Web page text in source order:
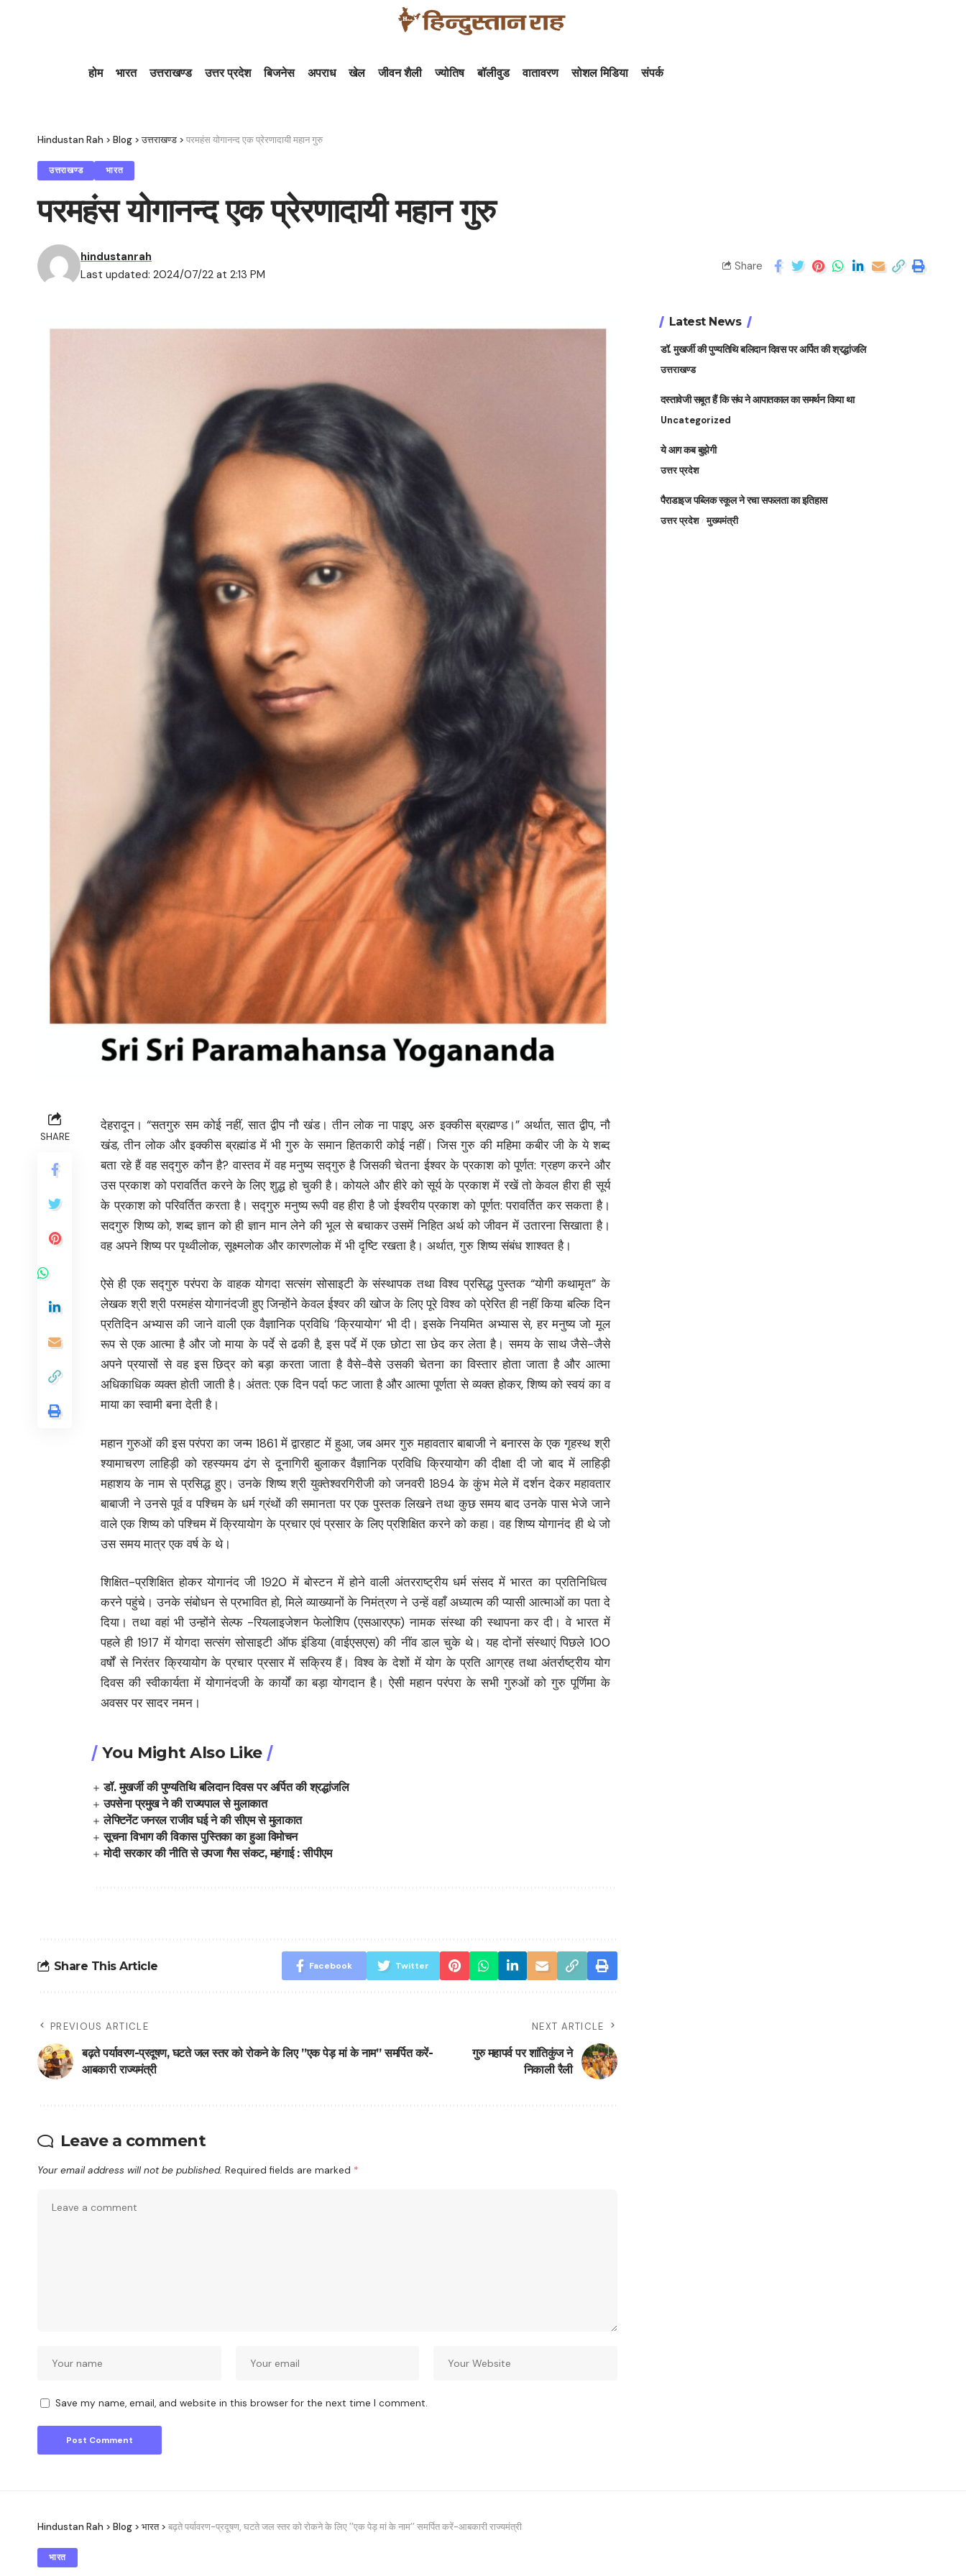
होम भारत उत्तराखण्ड उत्तर प्रदेश बिजनेस अपराध खेल जीवन शैली ज्योतिष बॉलीवुड वातावरण सोशल मिडिया संपर्क
Hindustan Rah > Blog >उत्तराखण्ड > परमहंस योगानन्द एक प्रेरणादायी महान गुरु
उत्तराखण्ड भारत
परमहंस योगानन्द एक प्रेरणादायी महान गुरु
Last updated: 2024/07/22 at 2:13 PM
hindustanrah
Share
SHARE
देहरादून। “सतगुरु सम कोई नहीं, सात द्वीप नौ खंड। तीन लोक ना पाइए, अरु इक्कीस ब्रह्मण्ड।” अर्थात, सात द्वीप, नौ
खंड, तीन लोक और इक्कीस ब्रह्मांड में भी गुरु के समान हितकारी कोई नहीं। जिस गुरु की महिमा कबीर जी के ये शब्द
बता रहे हैं वह सद्गुरु कौन है? वास्तव में वह मनुष्य सद्गुरु है जिसकी चेतना ईश्वर के प्रकाश को पूर्णत: ग्रहण करने और
उस प्रकाश को परावर्तित करने के लिए शुद्ध हो चुकी है। कोयले और हीरे को सूर्य के प्रकाश में रखें तो केवल हीरा ही सूर्य
के प्रकाश को परिवर्तित करता है। सद्गुरु मनुष्य रूपी वह हीरा है जो ईश्वरीय प्रकाश को पूर्णत: परावर्तित कर सकता है।
सदगुरु शिष्य को, शब्द ज्ञान को ही ज्ञान मान लेने की भूल से बचाकर उसमें निहित अर्थ को जीवन में उतारना सिखाता है।
वह अपने शिष्य पर पृथ्वीलोक, सूक्ष्मलोक और कारणलोक में भी दृष्टि रखता है। अर्थात, गुरु शिष्य संबंध शाश्वत है।
ऐसे ही एक सद्गुरु परंपरा के वाहक योगदा सत्संग सोसाइटी के संस्थापक तथा विश्व प्रसिद्ध पुस्तक “योगी कथामृत” के
लेखक श्री श्री परमहंस योगानंदजी हुए जिन्होंने केवल ईश्वर की खोज के लिए पूरे विश्व को प्रेरित ही नहीं किया बल्कि दिन
प्रतिदिन अभ्यास की जाने वाली एक वैज्ञानिक प्रविधि ‘क्रियायोग’ भी दी। इसके नियमित अभ्यास से, हर मनुष्य जो मूल
रूप से एक आत्मा है और जो माया के पर्दे से ढकी है, इस पर्दे में एक छोटा सा छेद कर लेता है। समय के साथ जैसे-जैसे
अपने प्रयासों से वह इस छिद्र को बड़ा करता जाता है वैसे-वैसे उसकी चेतना का विस्तार होता जाता है और आत्मा
अधिकाधिक व्यक्त होती जाती है। अंतत: एक दिन पर्दा फट जाता है और आत्मा पूर्णता से व्यक्त होकर, शिष्य को स्वयं का व
माया का स्वामी बना देती है।
महान गुरुओं की इस परंपरा का जन्म 1861 में द्वारहाट में हुआ, जब अमर गुरु महावतार बाबाजी ने बनारस के एक गृहस्थ श्री
श्यामाचरण लाहिड़ी को रहस्यमय ढंग से दूनागिरी बुलाकर वैज्ञानिक प्रविधि क्रियायोग की दीक्षा दी जो बाद में लाहिड़ी
महाशय के नाम से प्रसिद्ध हुए। उनके शिष्य श्री युक्तेश्वरगिरीजी को जनवरी 1894 के कुंभ मेले में दर्शन देकर महावतार
बाबाजी ने उनसे पूर्व व पश्चिम के धर्म ग्रंथों की समानता पर एक पुस्तक लिखने तथा कुछ समय बाद उनके पास भेजे जाने
वाले एक शिष्य को पश्चिम में क्रियायोग के प्रचार एवं प्रसार के लिए प्रशिक्षित करने को कहा। वह शिष्य योगानंद ही थे जो
उस समय मात्र एक वर्ष के थे।
शिक्षित-प्रशिक्षित होकर योगानंद जी 1920 में बोस्टन में होने वाली अंतरराष्ट्रीय धर्म संसद में भारत का प्रतिनिधित्व
करने पहुंचे। उनके संबोधन से प्रभावित हो, मिले व्याख्यानों के निमंत्रण ने उन्हें वहाँ अध्यात्म की प्यासी आत्माओं का पता दे
दिया। तथा वहां भी उन्होंने सेल्फ -रियलाइजेशन फेलोशिप (एसआरएफ) नामक संस्था की स्थापना कर दी। वे भारत में
पहले ही 1917 में योगदा सत्संग सोसाइटी ऑफ इंडिया (वाईएसएस) की नींव डाल चुके थे। यह दोनों संस्थाएं पिछले 100
वर्षों से निरंतर क्रियायोग के प्रचार प्रसार में सक्रिय हैं। विश्व के देशों में योग के प्रति आग्रह तथा अंतर्राष्ट्रीय योग
दिवस की स्वीकार्यता में योगानंदजी के कार्यों का बड़ा योगदान है। ऐसी महान परंपरा के सभी गुरुओं को गुरु पूर्णिमा के
अवसर पर सादर नमन।
You Might Also Like
डॉ. मुखर्जी की पुण्यतिथि बलिदान दिवस पर अर्पित की श्रद्धांजलि
उपसेना प्रमुख ने की राज्यपाल से मुलाकात
लेफ्टिनेंट जनरल राजीव घई ने की सीएम से मुलाकात
सूचना विभाग की विकास पुस्तिका का हुआ विमोचन
मोदी सरकार की नीति से उपजा गैस संकट, महंगाई : सीपीएम
Share This Article Facebook Twitter
PREVIOUS ARTICLE
बढ़ते पर्यावरण-प्रदूषण, घटते जल स्तर को रोकने के लिए ’’एक पेड़ मां के नाम’’ समर्पित करें-
आबकारी राज्यमंत्री
NEXT ARTICLE
गुरु महापर्व पर शांतिकुंज ने
निकाली रैली
Leave a comment
Your email address will not be published. Required fields are marked *
Save my name, email, and website in this browser for the next time I comment.
Latest News
डॉ. मुखर्जी की पुण्यतिथि बलिदान दिवस पर अर्पित की श्रद्धांजलि
उत्तराखण्ड
दस्तावेजी सबूत हैं कि संघ ने आपातकाल का समर्थन किया था
Uncategorized
ये आग कब बुझेगी
उत्तर प्रदेश
पैराडाइज पब्लिक स्कूल ने रचा सफलता का इतिहास
उत्तर प्रदेश मुख्यमंत्री
Hindustan Rah > Blog > भारत> बढ़ते पर्यावरण-प्रदूषण, घटते जल स्तर को रोकने के लिए ’’एक पेड़ मां के नाम’’ समर्पित करें-आबकारी राज्यमंत्री
भारत